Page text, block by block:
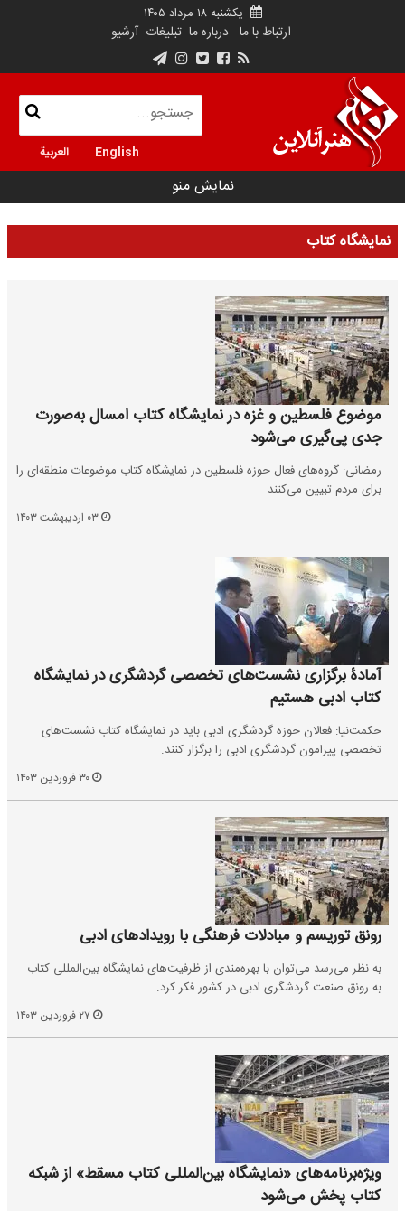
یکشنبه ۱۸ مرداد ۱۴۰۵
ارتباط با ما درباره ما تبلیغات آرشیو
English العربية
نمایش منو
نمایشگاه کتاب
موضوع فلسطین و غزه در نمایشگاه کتاب امسال به‌صورت
جدی پی‌گیری می‌شود
رمضانی: گروه‌های فعال حوزه فلسطین در نمایشگاه کتاب موضوعات منطقه‌ای را
برای مردم تبیین می‌کنند.
آمادۀ برگزاری نشست‌های تخصصی گردشگری در نمایشگاه
کتاب ادبی هستیم
حکمت‌نیا: فعالان حوزه گردشگری ادبی باید در نمایشگاه کتاب نشست‌های
تخصصی پیرامون گردشگری ادبی را برگزار کنند.
رونق توریسم و مبادلات فرهنگی با رویدادهای ادبی
به نظر می‌رسد می‌توان با بهره‌مندی از ظرفیت‌های نمایشگاه بین‌المللی کتاب
به رونق صنعت گردشگری ادبی در کشور فکر کرد.
ویژه‌برنامه‌های «نمایشگاه بین‌المللی کتاب مسقط» از شبکه
کتاب پخش می‌شود